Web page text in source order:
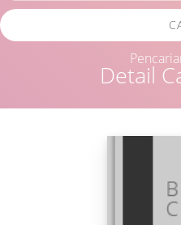
Detail